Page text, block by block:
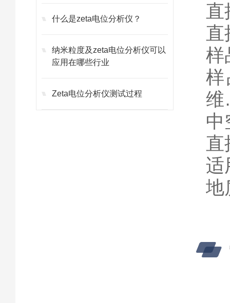
什么是zeta电位分析仪？
纳米粒度及zeta电位分析仪可以
应用在哪些行业
Zeta电位分析仪测试过程
直
直
样
中
直
适
地